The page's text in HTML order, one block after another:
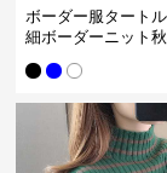
ボーダー服タート
細ボーダーニット